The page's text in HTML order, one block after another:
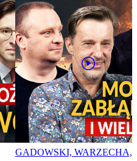
GADOWSKI, WARZECHA,